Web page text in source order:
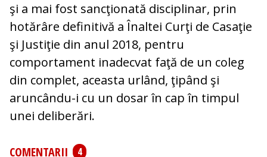
şi a mai fost sancţionată disciplinar, prin
hotărâre definitivă a Înaltei Curţi de Casaţie
şi Justiţie din anul 2018, pentru
comportament inadecvat faţă de un coleg
din complet, aceasta urlând, ţipând şi
aruncându-i cu un dosar în cap în timpul
unei deliberări.
COMENTARII
4